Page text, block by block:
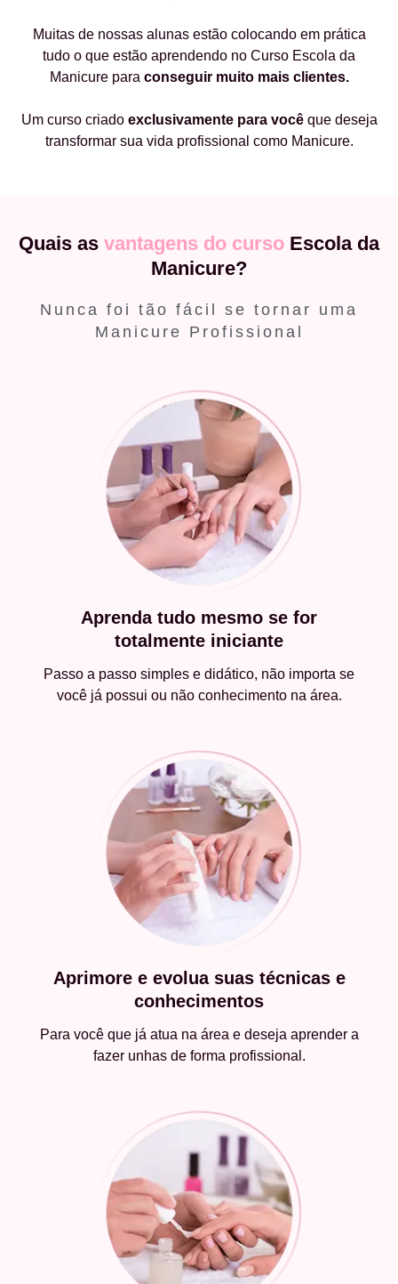
Muitas de nossas alunas estão colocando em prática
tudo o que estão aprendendo no Curso Escola da
Manicure para conseguir muito mais clientes.
Um curso criado exclusivamente para vocêque deseja
transformar sua vida profissional como Manicure.
Quais as vantagens do curso Escola da
Manicure?
Nunca foi tão fácil se tornar uma
Manicure Profissional
Aprenda tudo mesmo se for
totalmente iniciante
Passo a passo simples e didático, não importa se
você já possui ou não conhecimento na área.
Aprimore e evolua suas técnicas e
conhecimentos
Para você que já atua na área e deseja aprender a
fazer unhas de forma profissional.